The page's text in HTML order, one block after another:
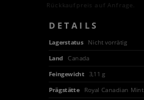
Rückkaufpreis auf Anfrage.
DETAILS
Lagerstatus
Nicht vorrätig
Land
Canada
Feingewicht
3,11 g
Prägstätte
Royal Canadian Mint